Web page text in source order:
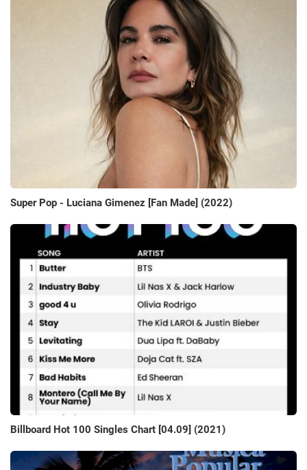
Super Pop - Luciana Gimenez [Fan Made] (2022)
Billboard Hot 100 Singles Chart [04.09] (2021)